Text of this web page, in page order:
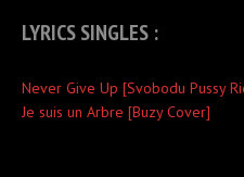
LYRICS SINGLES :
Never Give Up [Svobodu Pussy
Je suis un Arbre [Buzy Cover]